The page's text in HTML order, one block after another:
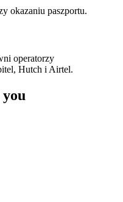
okazaniu paszportu.
operatorzy
Hutch i Airtel.